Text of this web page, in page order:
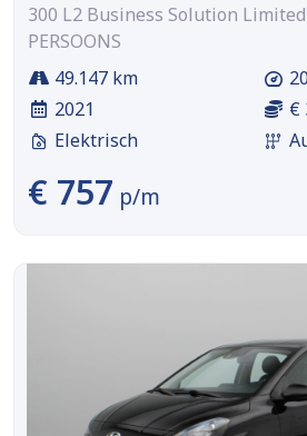
300 L2 Business Solution
PERSOONS
49.147 km
2021
Elektrisch
€
€ 757 p/m